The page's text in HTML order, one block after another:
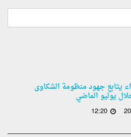
يتابع جهود منظومة الشكاوى
يوليو الماضي
12:20